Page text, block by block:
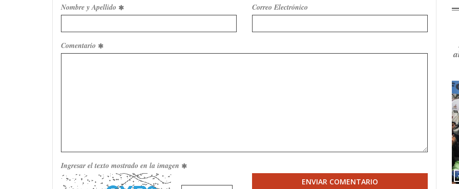
Nombre y Apellido Correo Electrónico
Comentario
Ingresar el texto mostrado en la imagen
ENVIAR COMENTARIO